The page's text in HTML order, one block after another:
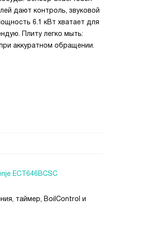
дают контроль, звуковой
6.1 кВт хватает для
Плиту легко мыть:
аккуратном обращении.
ECT646BCSC
таймер, BoilControl и